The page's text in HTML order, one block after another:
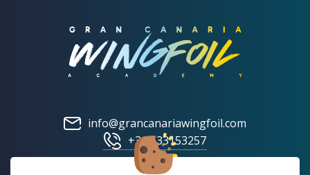
info@grancanariawingfoil.com
+34 633153257